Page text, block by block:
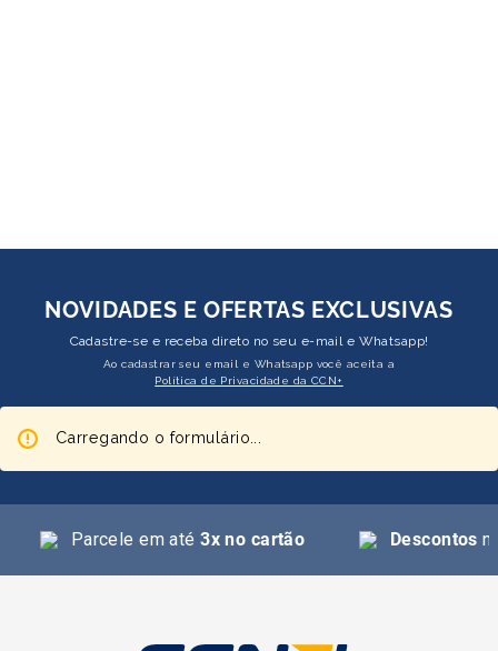
NOVIDADES E OFERTAS EXCLUSIVAS
Cadastre-se e receba direto no seu e-mail e Whatsapp!
Ao cadastrar seu email e Whatsapp você aceita a
Política de Privacidade da CCN+
Carregando o formulário...
Parcele em até3x no cartão Descontos